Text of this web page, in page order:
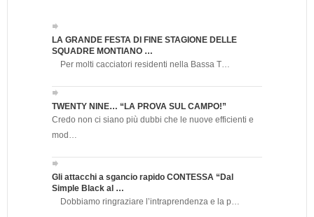
LA GRANDE FESTA DI FINE STAGIONE DELLE
SQUADRE MONTIANO …
Per molti cacciatori residenti nella Bassa T…
TWENTY NINE… “LA PROVA SUL CAMPO!”
Credo non ci siano più dubbi che le nuove efficienti e
mod…
Gli attacchi a sgancio rapido CONTESSA “Dal
Simple Black al …
Dobbiamo ringraziare l’intraprendenza e la p…